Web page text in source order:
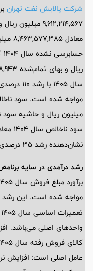
شرکت پالایش نفت تهران
9,612,214,567
نشان‌دهنده رشد 35 درصدی برآورد سود ناخالص در سال 1405 است.
رشد درآمدی در سایه
مواجه شده است. این رشد
واحدهای اصلی می‌باشد.
عامل اصلی است: افزایش